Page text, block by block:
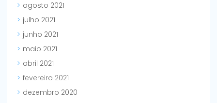
agosto 2021
julho 2021
junho 2021
maio 2021
abril 2021
fevereiro 2021
dezembro 2020